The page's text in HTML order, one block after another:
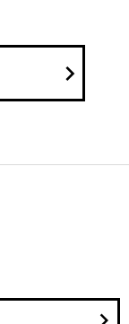
keyboard_arrow_right